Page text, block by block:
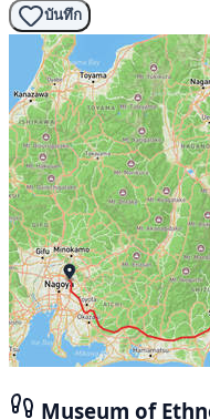
บันทึก
Museum of